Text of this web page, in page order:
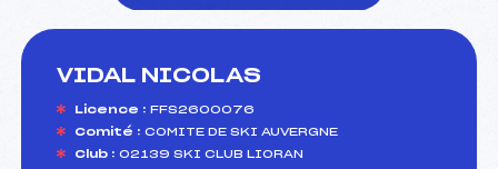
VIDAL NICOLAS
Licence : FFS2600076
Comité : COMITE DE SKI AUVERGNE
Club : 02139 SKI CLUB LIORAN